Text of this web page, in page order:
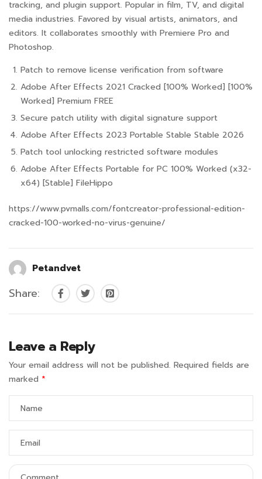
tracking, and plugin support. Popular in film, TV, and digital
media industries. Favored by visual artists, animators, and
editors. It collaborates smoothly with Premiere Pro and
Photoshop.
Patch to remove license verification from software
Adobe After Effects 2021 Cracked [100% Worked] [100%
Worked] Premium FREE
Secure patch utility with digital signature support
Adobe After Effects 2023 Portable Stable Stable 2026
Patch tool unlocking restricted software modules
Adobe After Effects Portable for PC 100% Worked (x32-
x64) [Stable] FileHippo
https://www.pvmalls.com/fontcreator-professional-edition-
cracked-100-worked-no-virus-genuine/
Petandvet
Share:
Leave a Reply
Your email address will not be published. Required fields are
marked *